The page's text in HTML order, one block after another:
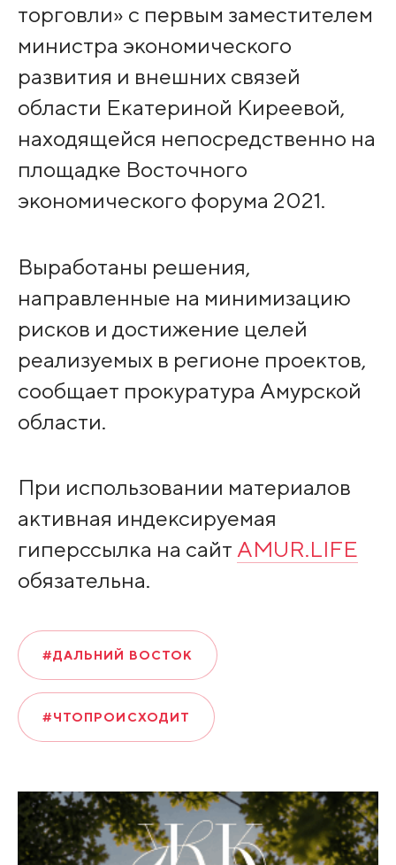
торговли» с первым заместителем
министра экономического
развития и внешних связей
области Екатериной Киреевой,
находящейся непосредственно на
площадке Восточного
экономического форума 2021.
Выработаны решения,
направленные на минимизацию
рисков и достижение целей
реализуемых в регионе проектов,
сообщает прокуратура Амурской
области.
При использовании материалов
активная индексируемая
гиперссылка на сайт AMUR.LIFE
обязательна.
#ДАЛЬНИЙ ВОСТОК
#ЧТОПРОИСХОДИТ